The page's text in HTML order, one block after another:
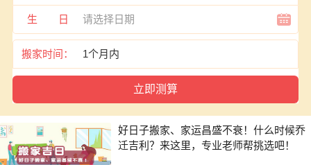
生 日
搬家时间：
好日子搬家、家运昌盛不衰！什么时候乔
迁吉利？来这里，专业老师帮挑选吧！